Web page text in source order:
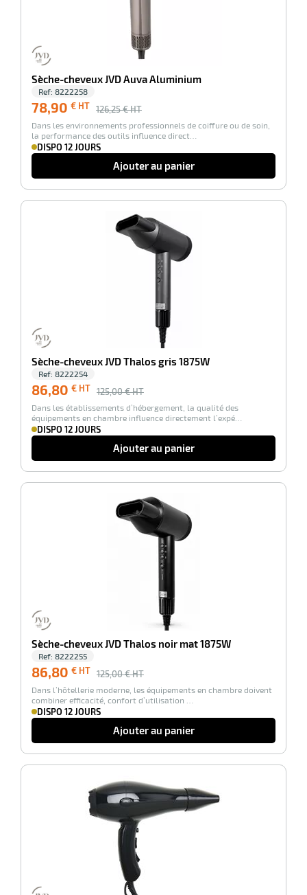
Sèche-cheveux JVD Auva Aluminium
Ref: 8222258
78,90 € HT 126,25 € HT
Dans les environnements professionnels de coiffure ou de soin,
la performance des outils influence direct…
DISPO 12 JOURS
Ajouter au panier
Sèche-cheveux JVD Thalos gris 1875W
Ref: 8222254
86,80 € HT 125,00 € HT
Dans les établissements d’hébergement, la qualité des
équipements en chambre influence directement l’expé…
DISPO 12 JOURS
Ajouter au panier
Sèche-cheveux JVD Thalos noir mat 1875W
Ref: 8222255
86,80 € HT 125,00 € HT
Dans l’hôtellerie moderne, les équipements en chambre doivent
combiner efficacité, confort d’utilisation …
DISPO 12 JOURS
Ajouter au panier